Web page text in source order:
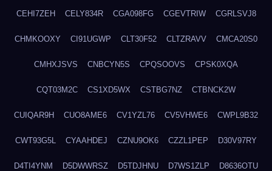
CEHI7ZEH CELY834R CGA098FG CGEVTRIW CGRLSVJ8
CHMKOOXY CI91UGWP CLT30F52 CLTZRAVV CMCA20S0
CMHXJSVS CNBCYN5S CPQSOOVS CPSK0XQA
CQT03M2C CS1XD5WX CSTBG7NZ CTBNCK2W
CUIQAR9H CUO8AME6 CV1YZL76 CV5VHWE6 CWPL9B32
CWT93G5L CYAAHDEJ CZNU9OK6 CZZL1PEP D30V97RY
D4TI4YNM D5DWWRSZ D5TDJHNU D7WS1ZLP D8636OTU